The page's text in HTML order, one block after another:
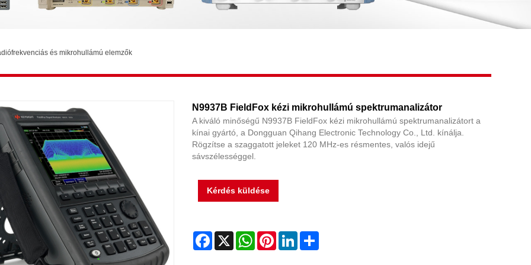
és mikrohullámú elemzők
N9937B FieldFox kézi mikrohullámú spektrumanalizátor
A kiváló minőségű N9937B FieldFox kézi mikrohullámú spektrumanalizátort a
kínai gyártó, a Dongguan Qihang Electronic Technology Co., Ltd. kínálja.
Rögzítse a szaggatott jeleket 120 MHz-es résmentes, valós idejű
sávszélességgel.
Kérdés küldése
Facebook
X WhatsAppPinterestLinkedInShare